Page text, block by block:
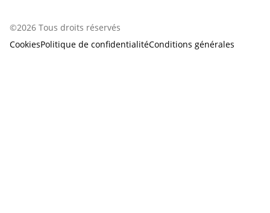
©2026 Tous droits réservés
CookiesPolitique de confidentialitéConditions générales